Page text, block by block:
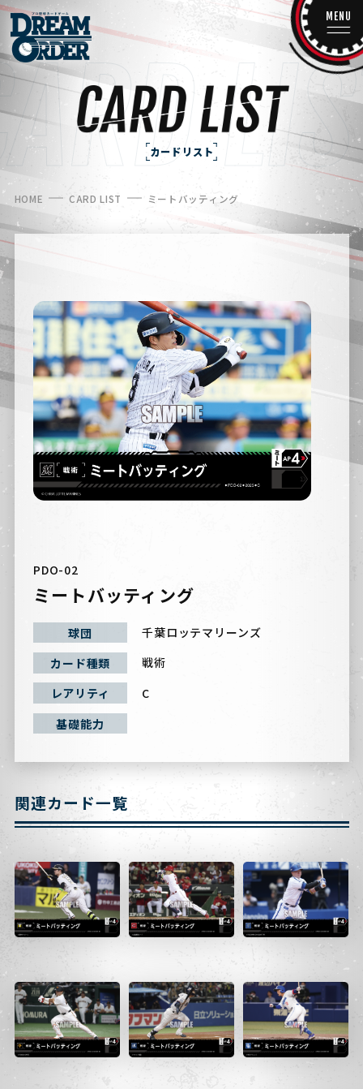
MENU
カードリスト
HOME CARD LIST ミートバッティング
PDO-02
ミートバッティング
球団
千葉ロッテマリーンズ
カード種類
戦術
レアリティ
C
基礎能力
関連カード一覧